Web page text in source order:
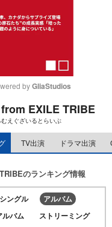
M
u
t
e
by GliaStudios
EXILE TRIBE
えぐざいるとらいぶ
TV出演 ドラマ出演
のランキング情報
シングル
アルバム
ルバム
ストリーミング